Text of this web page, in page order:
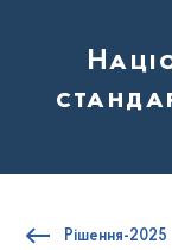
Рішення-2025